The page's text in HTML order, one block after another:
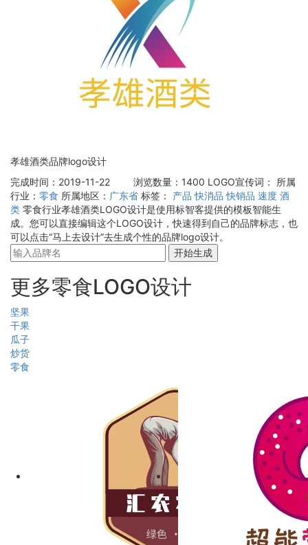
孝雄酒类品牌logo设计
完成时间：2019-11-22
浏览数量：1400 LOGO宣传词：
所属
行业： 零食 所属地区： 广东省 标签： 产品 快消品 快销品 速度 酒
类 零食行业孝雄酒类LOGO设计是使用标智客提供的模板智能生
成。您可以直接编辑这个LOGO设计，快速得到自己的品牌标志，也
可以点击“马上去设计”去生成个性的品牌logo设计。
开始生成
更多零食LOGO设计
坚果
干果
瓜子
炒货
零食